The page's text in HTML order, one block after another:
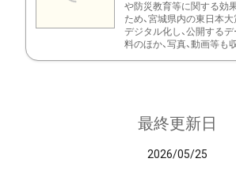
や防災教育等に関する効
ため、宮城県内の東日本大
デジタル化し、公開する
料のほか、写真、動画等も
最終更新日
2026/05/25